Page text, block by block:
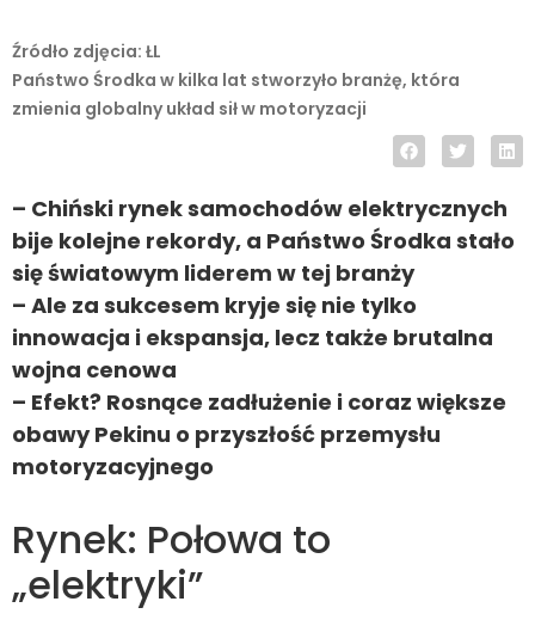
Państwo Środka w kilka lat stworzyło branżę, która
zmienia globalny układ sił w motoryzacji
Źródło zdjęcia: ŁL
– Chiński rynek samochodów elektrycznych
bije kolejne rekordy, a Państwo Środka stało
się światowym liderem w tej branży
– Ale za sukcesem kryje się nie tylko
innowacja i ekspansja, lecz także brutalna
wojna cenowa
– Efekt? Rosnące zadłużenie i coraz większe
obawy Pekinu o przyszłość przemysłu
motoryzacyjnego
Rynek: Połowa to
„elektryki”